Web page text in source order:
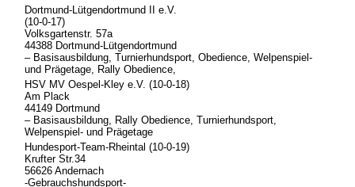
Dortmund-Lütgendortmund II e.V.
(10-0-17)
Volksgartenstr. 57a
44388 Dortmund-Lütgendortmund
– Basisausbildung, Turnierhundsport, Obedience, Welpenspiel-
und Prägetage, Rally Obedience,
HSV MV Oespel-Kley e.V. (10-0-18)
Am Plack
44149 Dortmund
– Basisausbildung, Rally Obedience, Turnierhundsport,
Welpenspiel- und Prägetage
Hundesport-Team-Rheintal (10-0-19)
Krufter Str.34
56626 Andernach
-Gebrauchshundsport-